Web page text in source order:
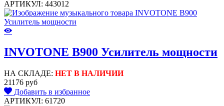
АРТИКУЛ: 443012
INVOTONE B900 Усилитель мощности
НА СКЛАДЕ: НЕТ В НАЛИЧИИ
21176 руб
Добавить в избранное
АРТИКУЛ: 61720